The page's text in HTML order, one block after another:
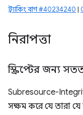
ট্র্যাকিং বাগ #40234240 |
নিরাপত্তা
স্ক্রিপ্টের জন্য
Subresource-
সক্ষম করে যে তারা